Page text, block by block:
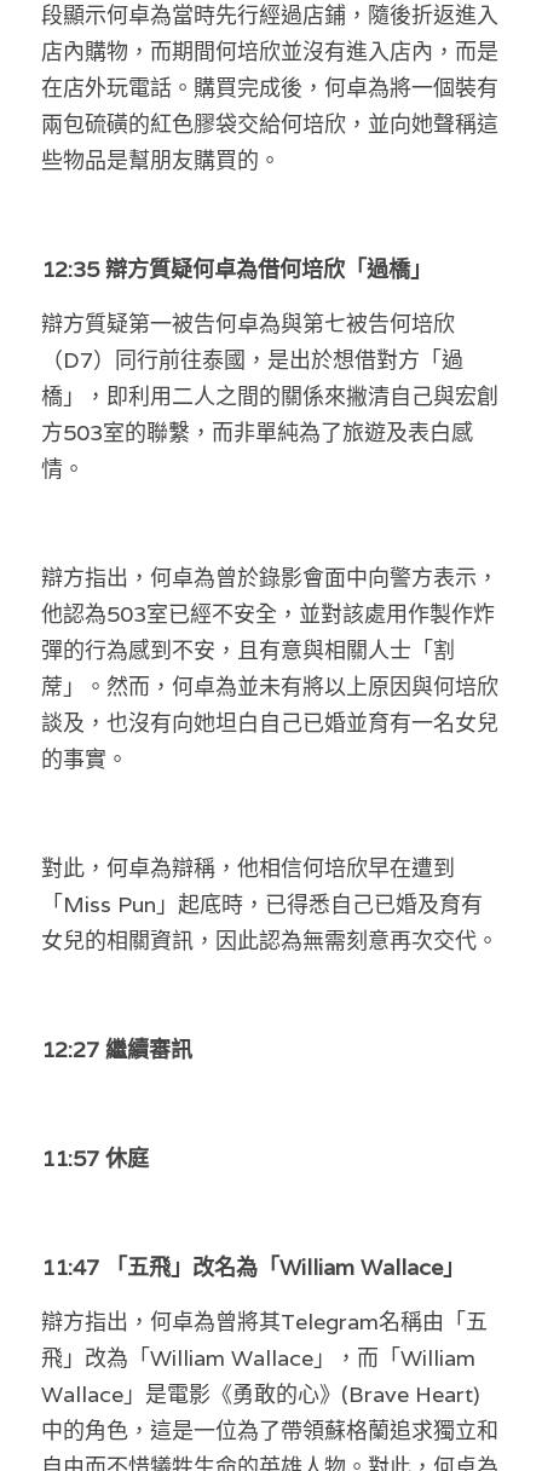
KOL 精選
大衛sir專欄
曾子晴 - 晴深直說
羅浚軒專欄
溫志倫專欄
莊豪鋒專欄
香港科技專上書院｜專欄
段顯示何卓為當時先行經過店鋪，隨後折返進入
店內購物，而期間何培欣並沒有進入店內，而是
在店外玩電話。購買完成後，何卓為將一個裝有
兩包硫磺的紅色膠袋交給何培欣，並向她聲稱這
些物品是幫朋友購買的。
12:35 辯方質疑何卓為借何培欣「過橋」
辯方質疑第一被告何卓為與第七被告何培欣
（D7）同行前往泰國，是出於想借對方「過
橋」，即利用二人之間的關係來撇清自己與宏創
方503室的聯繫，而非單純為了旅遊及表白感
情。
辯方指出，何卓為曾於錄影會面中向警方表示，
他認為503室已經不安全，並對該處用作製作炸
彈的行為感到不安，且有意與相關人士「割
蓆」。然而，何卓為並未有將以上原因與何培欣
談及，也沒有向她坦白自己已婚並育有一名女兒
的事實。
對此，何卓為辯稱，他相信何培欣早在遭到
「Miss Pun」起底時，已得悉自己已婚及育有
女兒的相關資訊，因此認為無需刻意再次交代。
12:27 繼續審訊
11:57 休庭
11:47 「五飛」改名為「William Wallace」
辯方指出，何卓為曾將其Telegram名稱由「五
飛」改為「William Wallace」，而「William
Wallace」是電影《勇敢的心》(Brave Heart)
中的角色，這是一位為了帶領蘇格蘭追求獨立和